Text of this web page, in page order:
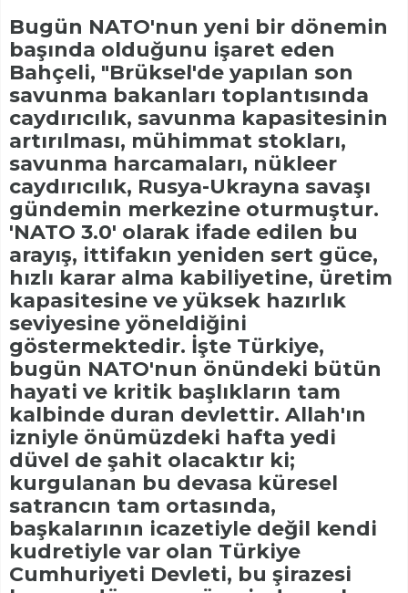
Bugün NATO'nun yeni bir dönemin
başında olduğunu işaret eden
Bahçeli, "Brüksel'de yapılan son
savunma bakanları toplantısında
caydırıcılık, savunma kapasitesinin
artırılması, mühimmat stokları,
savunma harcamaları, nükleer
caydırıcılık, Rusya-Ukrayna savaşı
gündemin merkezine oturmuştur.
'NATO 3.0' olarak ifade edilen bu
arayış, ittifakın yeniden sert güce,
hızlı karar alma kabiliyetine, üretim
kapasitesine ve yüksek hazırlık
seviyesine yöneldiğini
göstermektedir. İşte Türkiye,
bugün NATO'nun önündeki bütün
hayati ve kritik başlıkların tam
kalbinde duran devlettir. Allah'ın
izniyle önümüzdeki hafta yedi
düvel de şahit olacaktır ki;
kurgulanan bu devasa küresel
satrancın tam ortasında,
başkalarının icazetiyle değil kendi
kudretiyle var olan Türkiye
Cumhuriyeti Devleti, bu şirazesi